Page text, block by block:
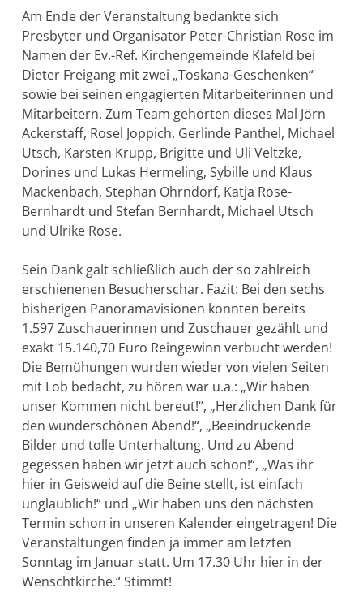
Am Ende der Veranstaltung bedankte sich
Presbyter und Organisator Peter-Christian Rose im
Namen der Ev.-Ref. Kirchengemeinde Klafeld bei
Dieter Freigang mit zwei „Toskana-Geschenken“
sowie bei seinen engagierten Mitarbeiterinnen und
Mitarbeitern. Zum Team gehörten dieses Mal Jörn
Ackerstaff, Rosel Joppich, Gerlinde Panthel, Michael
Utsch, Karsten Krupp, Brigitte und Uli Veltzke,
Dorines und Lukas Hermeling, Sybille und Klaus
Mackenbach, Stephan Ohrndorf, Katja Rose-
Bernhardt und Stefan Bernhardt, Michael Utsch
und Ulrike Rose.
Sein Dank galt schließlich auch der so zahlreich
erschienenen Besucherschar. Fazit: Bei den sechs
bisherigen Panoramavisionen konnten bereits
1.597 Zuschauerinnen und Zuschauer gezählt und
exakt 15.140,70 Euro Reingewinn verbucht werden!
Die Bemühungen wurden wieder von vielen Seiten
mit Lob bedacht, zu hören war u.a.: „Wir haben
unser Kommen nicht bereut!“, „Herzlichen Dank für
den wunderschönen Abend!“, „Beeindruckende
Bilder und tolle Unterhaltung. Und zu Abend
gegessen haben wir jetzt auch schon!“, „Was ihr
hier in Geisweid auf die Beine stellt, ist einfach
unglaublich!“ und „Wir haben uns den nächsten
Termin schon in unseren Kalender eingetragen! Die
Veranstaltungen finden ja immer am letzten
Sonntag im Januar statt. Um 17.30 Uhr hier in der
Wenschtkirche.“ Stimmt!